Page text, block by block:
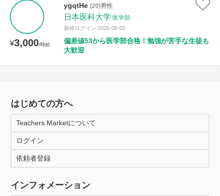
¥3,000/時給
ygqtHe (20)男性
日本医科大学 医学部
最終ログイン:2026-08-02
偏差値53から医学部合格！勉強が苦手な生徒も
大歓迎
はじめての方へ
Teachers Marketについて
ログイン
依頼者登録
インフォメーション